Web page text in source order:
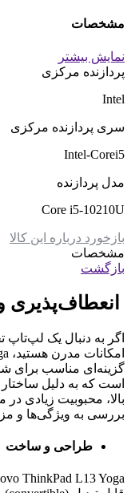
مشخصات
نمایش بیشتر
پردازنده مرکزی
Intel
سری پردازنده مرکزی
Intel-Corei5
مدل پردازنده
Core i5-10210U
بازخورد درباره این کالا
مشخصات
بازگشت
اگر به دنبال یک لپ‌تاپ
است که به دلیل
بالا، محبوبیت زیادی
بررسی به ویژگی‌ها و
طراحی و ساخت